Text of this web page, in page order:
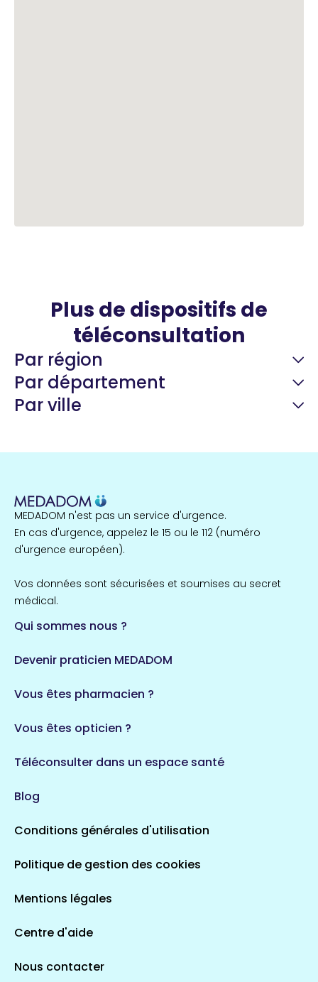
Plus de dispositifs de
téléconsultation
Par région
Île-de-France
857 espaces de santé
124 espaces de santé
Auvergne-Rhône-Alpes
720 espaces de santé
693 espaces de santé
324 espaces de santé
Par département
Côtes-d'Armor
Maine-et-Loire
Loiret
Loir-et-Cher
Par ville
1 espaces de santé
1 espaces de santé
MEDADOM n'est pas un service d'urgence.
En cas d'urgence, appelez le 15 ou le 112 (numéro
d'urgence européen).
Vos données sont sécurisées et soumises au secret
médical.
Qui sommes nous ?
Devenir praticien MEDADOM
Vous êtes pharmacien ?
Vous êtes opticien ?
Téléconsulter dans un espace santé
Blog
Conditions générales d'utilisation
Politique de gestion des cookies
Mentions légales
Centre d'aide
Nous contacter